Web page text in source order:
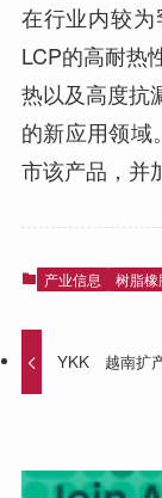
在行业内较
LCP的高耐热
热以及高度抗
的新应用领域
市该产品，并
产业信息 树脂橡
YKK 越南扩